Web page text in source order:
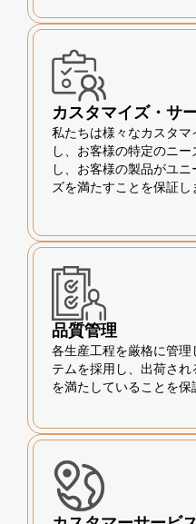
カスタマイズ・サ
私たちは様々なカスタ
し、お客様の特定のニ
し、お客様の製品がユ
ズを満たすことを保証し
品質管理
各生産工程を厳格に管
テムを採用し、出荷さ
を満たしていることを保